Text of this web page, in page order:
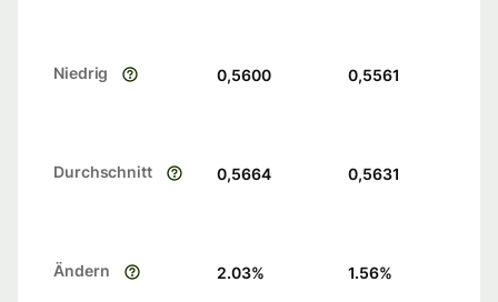
Niedrig 0,5600 0,5561
Durchschnitt 0,5664 0,5631
Ändern 2.03% 1.56%